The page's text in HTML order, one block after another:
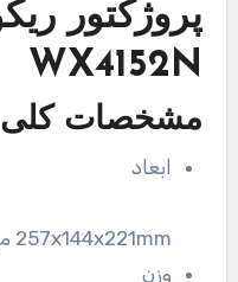
WX4152N
مشخصات کلی
ابعاد
257x144x221mm میلی متر
وزن